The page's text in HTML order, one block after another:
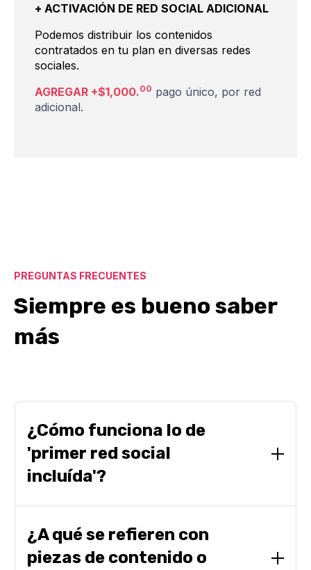
+ ACTIVACIÓN DE RED SOCIAL ADICIONAL
Podemos distribuir los contenidos
contratados en tu plan en diversas redes
sociales.
AGREGAR +$1,000.00 pago único, por red
adicional.
PREGUNTAS FRECUENTES
Siempre es bueno saber
más
¿Cómo funciona lo de
'primer red social
incluída'?
una red social. Si requieres que tus contenidos
aparezcan en más de una red social, debes
activar la gestión de redes sociales adicionales
¿A qué se refieren con
piezas de contenido o